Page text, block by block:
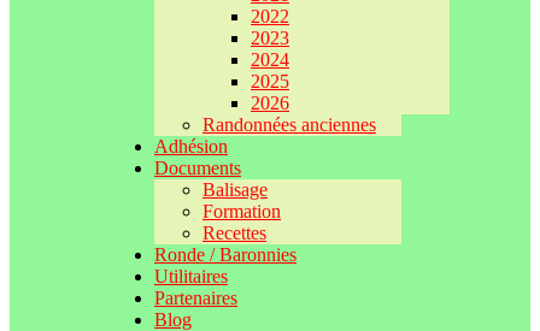
2022
2023
2024
2025
2026
Randonnées anciennes
Adhésion
Documents
Balisage
Formation
Recettes
Ronde / Baronnies
Utilitaires
Partenaires
Blog